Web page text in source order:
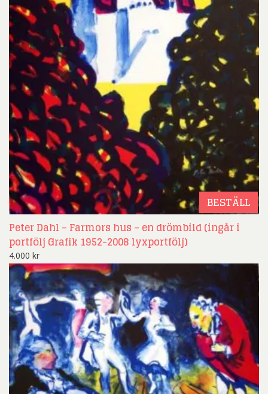
BESTÄLL
Peter Dahl – Farmors hus – en drömbild (ingår i
portfölj Grafik 1952-2008 lyxportfölj)
4.000 kr